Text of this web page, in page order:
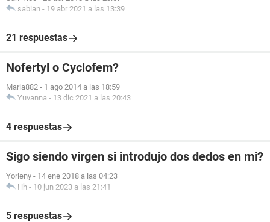
sabian - 19 abr 2021 a las 13:39
21 respuestas
Nofertyl o Cyclofem?
Maria882 - 1 ago 2014 a las 18:59
Yuvanna - 13 dic 2021 a las 20:43
4 respuestas
Sigo siendo virgen si introdujo dos dedos en mi?
Yorleny - 14 ene 2018 a las 04:23
Hh - 10 jun 2023 a las 21:41
5 respuestas